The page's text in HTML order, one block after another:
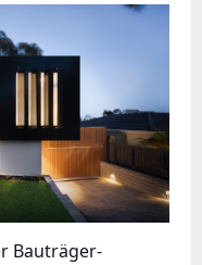
Bauträger-